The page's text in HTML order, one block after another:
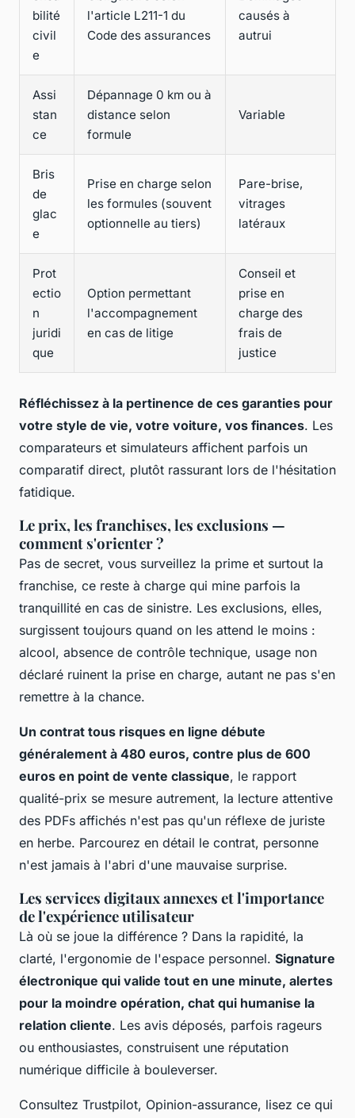
bilité
civil
e
l'article L211-1 du
Code des assurances
causés à
autrui
Assi
stan
ce
Dépannage 0 km ou à
distance selon
formule
Variable
Bris
de
glac
e
Prise en charge selon
les formules (souvent
optionnelle au tiers)
Pare-brise,
vitrages
latéraux
Prot
ectio
n
juridi
que
Option permettant
l'accompagnement
en cas de litige
Conseil et
prise en
charge des
frais de
justice
Réfléchissez à la pertinence de ces garanties pour
votre style de vie, votre voiture, vos finances. Les
comparateurs et simulateurs affichent parfois un
comparatif direct, plutôt rassurant lors de l'hésitation
fatidique.
Le prix, les franchises, les exclusions —
comment s'orienter ?
Pas de secret, vous surveillez la prime et surtout la
franchise, ce reste à charge qui mine parfois la
tranquillité en cas de sinistre. Les exclusions, elles,
surgissent toujours quand on les attend le moins :
alcool, absence de contrôle technique, usage non
déclaré ruinent la prise en charge, autant ne pas s'en
remettre à la chance.
Un contrat tous risques en ligne débute
généralement à 480 euros, contre plus de 600
euros en point de vente classique, le rapport
qualité-prix se mesure autrement, la lecture attentive
des PDFs affichés n'est pas qu'un réflexe de juriste
en herbe. Parcourez en détail le contrat, personne
n'est jamais à l'abri d'une mauvaise surprise.
Les services digitaux annexes et l'importance
de l'expérience utilisateur
Là où se joue la différence ? Dans la rapidité, la
clarté, l'ergonomie de l'espace personnel. Signature
électronique qui valide tout en une minute, alertes
pour la moindre opération, chat qui humanise la
relation cliente. Les avis déposés, parfois rageurs
ou enthousiastes, construisent une réputation
numérique difficile à bouleverser.
Consultez Trustpilot, Opinion-assurance, lisez ce qui